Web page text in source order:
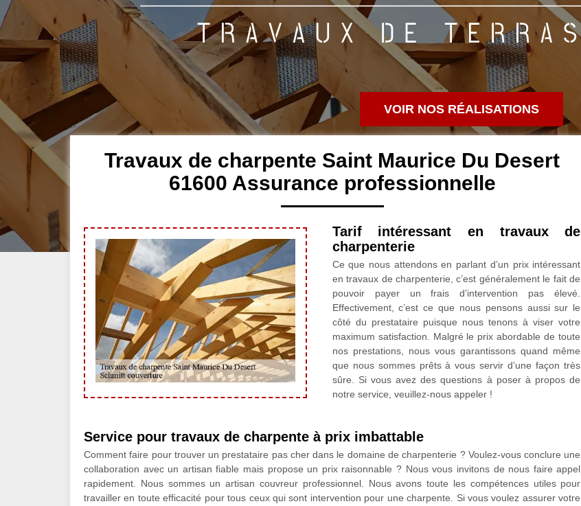
VOIR NOS RÉALISATIONS
Travaux de charpente Saint Maurice Du Desert
61600 Assurance professionnelle
Tarif intéressant en travaux de
charpenterie
Ce que nous attendons en parlant d’un prix intéressant
en travaux de charpenterie, c’est généralement le fait de
pouvoir payer un frais d’intervention pas élevé.
Effectivement, c’est ce que nous pensons aussi sur le
côté du prestataire puisque nous tenons à viser votre
maximum satisfaction. Malgré le prix abordable de toute
nos prestations, nous vous garantissons quand même
que nous sommes prêts à vous servir d’une façon très
sûre. Si vous avez des questions à poser à propos de
notre service, veuillez-nous appeler !
Service pour travaux de charpente à prix imbattable
Comment faire pour trouver un prestataire pas cher dans le domaine de charpenterie ? Voulez-vous conclure une
collaboration avec un artisan fiable mais propose un prix raisonnable ? Nous vous invitons de nous faire appel
rapidement. Nous sommes un artisan couvreur professionnel. Nous avons toute les compétences utiles pour
travailler en toute efficacité pour tous ceux qui sont intervention pour une charpente. Si vous voulez assurer votre